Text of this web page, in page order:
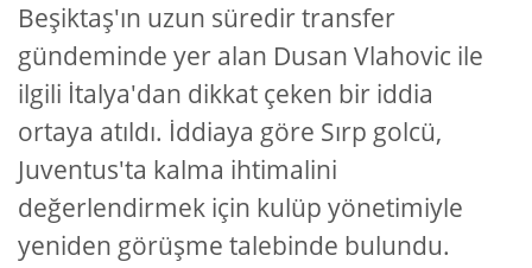
Beşiktaş'ın uzun süredir transfer
gündeminde yer alan Dusan Vlahovic ile
ilgili İtalya'dan dikkat çeken bir iddia
ortaya atıldı. İddiaya göre Sırp golcü,
Juventus'ta kalma ihtimalini
değerlendirmek için kulüp yönetimiyle
yeniden görüşme talebinde bulundu.